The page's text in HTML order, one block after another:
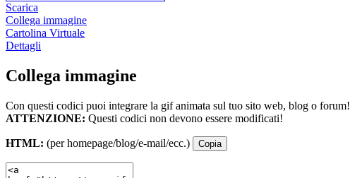
Scarica
Collega immagine
Cartolina Virtuale
Dettagli
Collega immagine
Con questi codici puoi integrare la gif animata sul tuo sito web, blog o forum!
ATTENZIONE: Questi codici non devono essere modificati!
HTML: (per homepage/blog/e-mail/ecc.) Copia